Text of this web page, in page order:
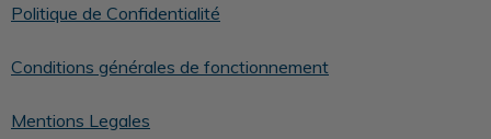
Politique de Confidentialité
Conditions générales de fonctionnement
Mentions Legales